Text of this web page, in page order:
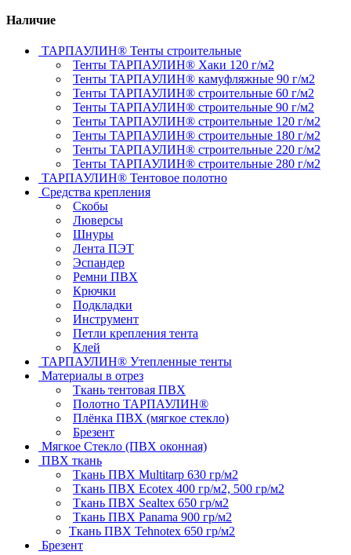
Наличие
ТАРПАУЛИН® Тенты строительные
Тенты ТАРПАУЛИН® Хаки 120 г/м2
Тенты ТАРПАУЛИН® камуфляжные 90 г/м2
Тенты ТАРПАУЛИН® строительные 60 г/м2
Тенты ТАРПАУЛИН® строительные 90 г/м2
Тенты ТАРПАУЛИН® строительные 120 г/м2
Тенты ТАРПАУЛИН® строительные 180 г/м2
Тенты ТАРПАУЛИН® строительные 220 г/м2
Тенты ТАРПАУЛИН® строительные 280 г/м2
ТАРПАУЛИН® Тентовое полотно
Средства крепления
Скобы
Люверсы
Шнуры
Лента ПЭТ
Эспандер
Ремни ПВХ
Крючки
Подкладки
Инструмент
Петли крепления тента
Клей
ТАРПАУЛИН® Утепленные тенты
Материалы в отрез
Ткань тентовая ПВХ
Полотно ТАРПАУЛИН®
Плёнка ПВХ (мягкое стекло)
Брезент
Мягкое Стекло (ПВХ оконная)
ПВХ ткань
Ткань ПВХ Multitarp 630 гр/м2
Ткань ПВХ Ecotex 400 гр/м2, 500 гр/м2
Ткань ПВХ Sealtex 650 гр/м2
Ткань ПВХ Panama 900 гр/м2
Ткань ПВХ Tehnotex 650 гр/м2
Брезент